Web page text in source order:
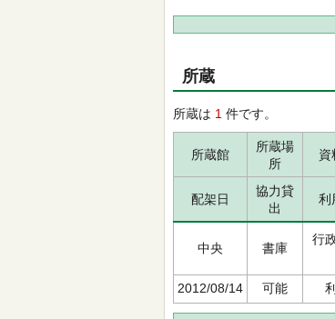
所蔵
所蔵は 1 件です。
所蔵館
所蔵場
所
資
配架日
協力貸
出
利
中央 書庫
行
2012/08/14 可能